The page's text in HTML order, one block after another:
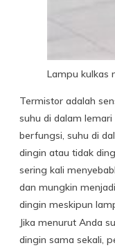
Lampu kulkas
Termistor adalah
suhu di dalam
berfungsi, suhu di
dingin atau tidak
sering kali
dan mungkin
dingin meskipun
Jika menurut Anda
dingin sama sekali,